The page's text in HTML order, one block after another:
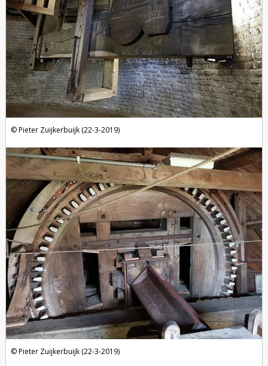
Pieter Zuijkerbuijk (22-3-2019)
Pieter Zuijkerbuijk (22-3-2019)